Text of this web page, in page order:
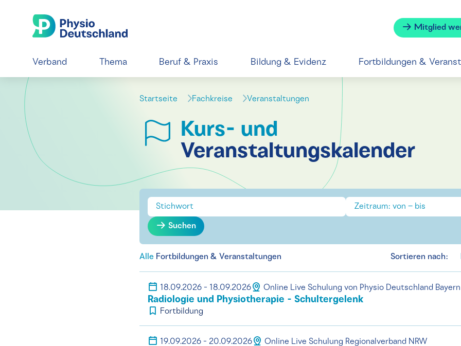
Mitglied
Verband Thema Beruf & Praxis Bildung & Evidenz Fortbildungen &
Startseite Fachkreise Veranstaltungen
Kurs- und
Veranstaltungskalender
Suchen
Alle Fortbildungen & Veranstaltungen Sortieren nach:
18.09.2026 - 18.09.2026 Online Live Schulung von Physio Deutschland Bayern
Radiologie und Physiotherapie - Schultergelenk
Fortbildung
19.09.2026 - 20.09.2026 Online Live Schulung Regionalverband NRW